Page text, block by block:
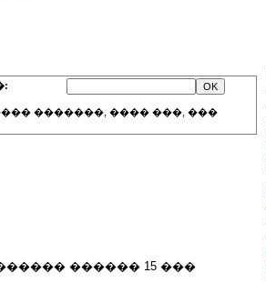
�������, ���� ���, ���
������ 15 ���